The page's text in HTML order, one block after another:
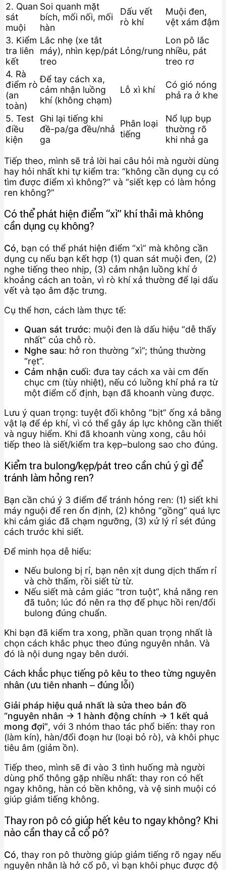
2. Quan
sát
muội
Soi quanh mặt
bích, mối nối, mối
hàn
Dấu vết
rò khí
Muội đen,
vệt xám đậm
3. Kiểm
tra liên
kết
Lắc nhẹ (xe tắt
máy), nhìn kẹp/pát
treo
Lỏng/rung
Lon pô lắc
nhiều, pát
treo rơ
4. Rà
điểm rò
(an
toàn)
Để tay cách xa,
cảm nhận luồng
khí (không chạm)
Lỗ xì khí
Có gió nóng
phả ra ở khe
5. Test
điều
kiện
Ghi lại tiếng khi
đề-pa/ga đều/nhả
ga
Phân loại
tiếng
Nổ lụp bụp
thường rõ
khi nhả ga
Tiếp theo, mình sẽ trả lời hai câu hỏi mà người dùng
hay hỏi nhất khi tự kiểm tra: “không cần dụng cụ có
tìm được điểm xì không?” và “siết kẹp có làm hỏng
ren không?”
Có thể phát hiện điểm “xì” khí thải mà không
cần dụng cụ không?
Có, bạn có thể phát hiện điểm “xì” mà không cần
dụng cụ nếu bạn kết hợp (1) quan sát muội đen, (2)
nghe tiếng theo nhịp, (3) cảm nhận luồng khí ở
khoảng cách an toàn, vì rò khí xả thường để lại dấu
vết và tạo âm đặc trưng.
Cụ thể hơn, cách làm thực tế:
Quan sát trước: muội đen là dấu hiệu “dễ thấy
nhất” của chỗ rò.
Nghe sau: hở ron thường “xì”; thủng thường
“rẹt”.
Cảm nhận cuối: đưa tay cách xa vài cm đến
chục cm (tùy nhiệt), nếu có luồng khí phả ra từ
một điểm cố định, bạn đã khoanh vùng được.
Lưu ý quan trọng: tuyệt đối không “bịt” ống xả bằng
vật lạ để ép khí, vì có thể gây áp lực không cần thiết
và nguy hiểm. Khi đã khoanh vùng xong, câu hỏi
tiếp theo là siết/kiểm tra kẹp–bulong sao cho đúng.
Kiểm tra bulong/kẹp/pát treo cần chú ý gì để
tránh làm hỏng ren?
Bạn cần chú ý 3 điểm để tránh hỏng ren: (1) siết khi
máy nguội để ren ổn định, (2) không “gồng” quá lực
khi cảm giác đã chạm ngưỡng, (3) xử lý rỉ sét đúng
cách trước khi siết.
Để minh họa dễ hiểu:
Nếu bulong bị rỉ, bạn nên xịt dung dịch thấm rỉ
và chờ thấm, rồi siết từ từ.
Nếu siết mà cảm giác “trơn tuột”, khả năng ren
đã tuôn; lúc đó nên ra thợ để phục hồi ren/đổi
bulong đúng chuẩn.
Khi bạn đã kiểm tra xong, phần quan trọng nhất là
chọn cách khắc phục theo đúng nguyên nhân. Và
đó là nội dung ngay bên dưới.
Cách khắc phục tiếng pô kêu to theo từng nguyên
nhân (ưu tiên nhanh – đúng lỗi)
Giải pháp hiệu quả nhất là sửa theo bản đồ
“nguyên nhân → 1 hành động chính → 1 kết quả
mong đợi”, với 3 nhóm thao tác phổ biến: thay ron
(làm kín), hàn/đổi đoạn hư (loại bỏ rò), và khôi phục
tiêu âm (giảm ồn).
Tiếp theo, mình sẽ đi vào 3 tình huống mà người
dùng phổ thông gặp nhiều nhất: thay ron có hết
ngay không, hàn có bền không, và vệ sinh muội có
giúp giảm tiếng không.
Thay ron pô có giúp hết kêu to ngay không? Khi
nào cần thay cả cổ pô?
Có, thay ron pô thường giúp giảm tiếng rõ ngay nếu
nguyên nhân là hở cổ pô, vì bạn khôi phục được độ